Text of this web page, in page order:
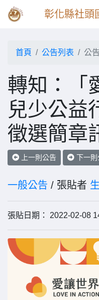
彰化縣社頭
首頁 公告列表 公
轉知：「
兒少公益
徵選簡章
上一則公告 下一則
一般公告 / 張貼者
張貼日期： 2022-02-08